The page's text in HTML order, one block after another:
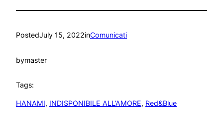
PostedJuly 15, 2022inComunicati
bymaster
Tags:
HANAMI, INDISPONIBILE ALL’AMORE, Red&Blue